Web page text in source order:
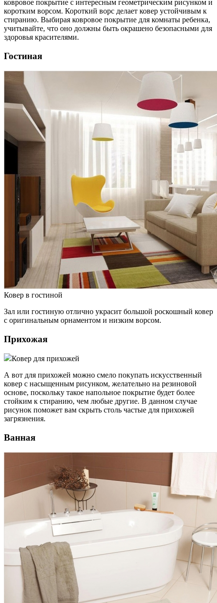
ковровое покрытие с интересным геометрическим рисунком и
коротким ворсом. Короткий ворс делает ковер устойчивым к
стиранию. Выбирая ковровое покрытие для комнаты ребенка,
учитывайте, что оно должны быть окрашено безопасными для
здоровья красителями.
Гостиная
Ковер в гостиной
Зал или гостиную отлично украсит большой роскошный ковер
с оригинальным орнаментом и низким ворсом.
Прихожая
Ковер для прихожей
А вот для прихожей можно смело покупать искусственный
ковер с насыщенным рисунком, желательно на резиновой
основе, поскольку такое напольное покрытие будет более
стойким к стиранию, чем любые другие. В данном случае
рисунок поможет вам скрыть столь частые для прихожей
загрязнения.
Ванная